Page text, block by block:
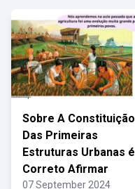
Sobre A Constituição
Das Primeiras
Estruturas Urbanas é
Correto Afirmar
07 September 2024